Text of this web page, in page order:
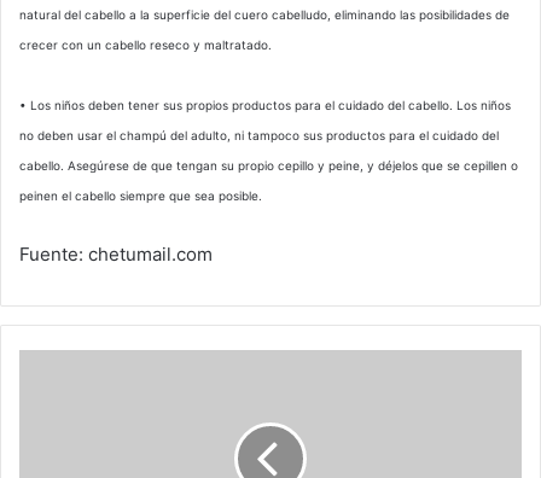
natural del cabello a la superficie del cuero cabelludo, eliminando las posibilidades de
crecer con un cabello reseco y maltratado.
• Los niños deben tener sus propios productos para el cuidado del cabello. Los niños
no deben usar el champú del adulto, ni tampoco sus productos para el cuidado del
cabello. Asegúrese de que tengan su propio cepillo y peine, y déjelos que se cepillen o
peinen el cabello siempre que sea posible.
Fuente: chetumail.com